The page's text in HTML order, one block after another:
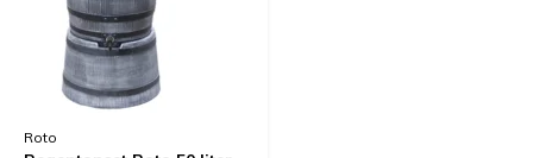
Roto